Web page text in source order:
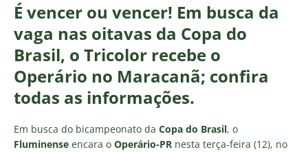
É vencer ou vencer! Em busca da
vaga nas oitavas da Copa do
Brasil, o Tricolor recebe o
Operário no Maracanã; confira
todas as informações.
Em busca do bicampeonato da Copa do Brasil, o
Fluminense encara o Operário-PR nesta terça-feira (12), no